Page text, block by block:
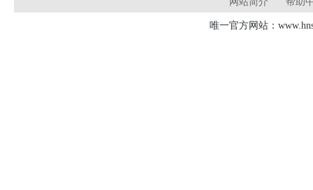
唯一官方网站：